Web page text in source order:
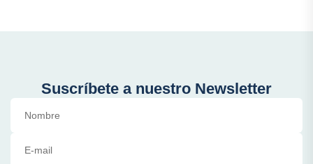
Suscríbete a nuestro Newsletter